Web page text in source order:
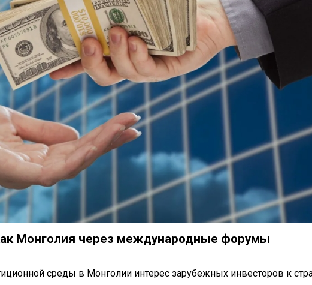
Монголия через международные форумы
среды в Монголии интерес зарубежных инвесторов к